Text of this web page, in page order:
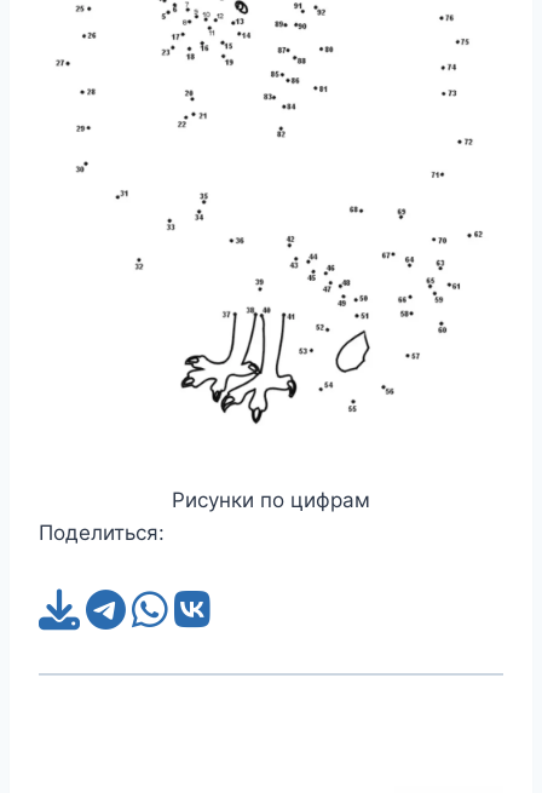
Рисунки по цифрам
Поделиться: